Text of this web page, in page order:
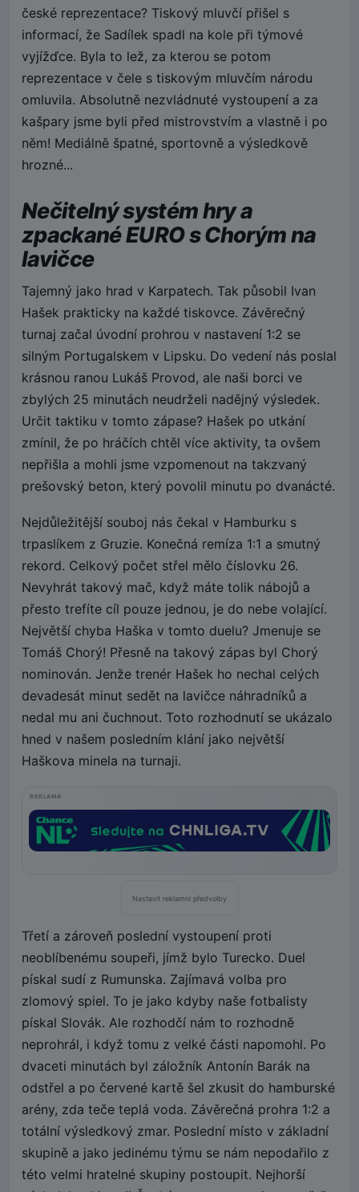
české reprezentace? Tiskový mluvčí přišel s
informací, že Sadílek spadl na kole při týmové
vyjížďce. Byla to lež, za kterou se potom
reprezentace v čele s tiskovým mluvčím národu
omluvila. Absolutně nezvládnuté vystoupení a za
kašpary jsme byli před mistrovstvím a vlastně i po
něm! Mediálně špatné, sportovně a výsledkově
hrozné...
Nečitelný systém hry a
zpackané EURO s Chorým na
lavičce
Tajemný jako hrad v Karpatech. Tak působil Ivan
Hašek prakticky na každé tiskovce. Závěrečný
turnaj začal úvodní prohrou v nastavení 1:2 se
silným Portugalskem v Lipsku. Do vedení nás poslal
krásnou ranou Lukáš Provod, ale naši borci ve
zbylých 25 minutách neudrželi nadějný výsledek.
Určit taktiku v tomto zápase? Hašek po utkání
zmínil, že po hráčích chtěl více aktivity, ta ovšem
nepřišla a mohli jsme vzpomenout na takzvaný
prešovský beton, který povolil minutu po dvanácté.
Nejdůležitější souboj nás čekal v Hamburku s
trpaslíkem z Gruzie. Konečná remíza 1:1 a smutný
rekord. Celkový počet střel mělo číslovku 26.
Nevyhrát takový mač, když máte tolik nábojů a
přesto trefíte cíl pouze jednou, je do nebe volající.
Největší chyba Haška v tomto duelu? Jmenuje se
Tomáš Chorý! Přesně na takový zápas byl Chorý
nominován. Jenže trenér Hašek ho nechal celých
devadesát minut sedět na lavičce náhradníků a
nedal mu ani čuchnout. Toto rozhodnutí se ukázalo
hned v našem posledním klání jako největší
Haškova minela na turnaji.
REKLAMA
Nastavit reklamní předvolby
Třetí a zároveň poslední vystoupení proti
neoblíbenému soupeři, jímž bylo Turecko. Duel
pískal sudí z Rumunska. Zajímavá volba pro
zlomový spiel. To je jako kdyby naše fotbalisty
pískal Slovák. Ale rozhodčí nám to rozhodně
neprohrál, i když tomu z velké části napomohl. Po
dvaceti minutách byl záložník Antonín Barák na
odstřel a po červené kartě šel zkusit do hamburské
arény, zda teče teplá voda. Závěrečná prohra 1:2 a
totální výsledkový zmar. Poslední místo v základní
skupině a jako jedinému týmu se nám nepodařilo z
této velmi hratelné skupiny postoupit. Nejhorší